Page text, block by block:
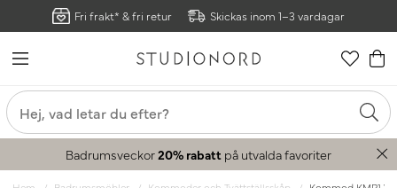
Fri frakt* & fri retur Skickas inom 1–3 vardagar
Badrumsveckor20% rabatt på utvalda favoriter